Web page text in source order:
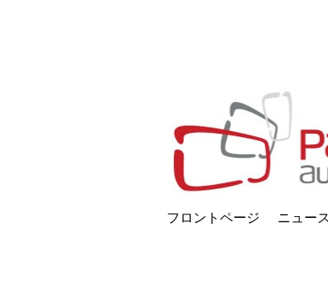
フロントページ ニュース